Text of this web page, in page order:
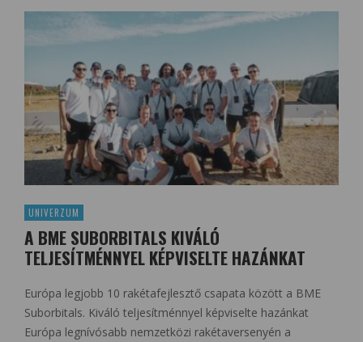
UNIVERZUM
A BME SUBORBITALS KIVÁLÓ
TELJESÍTMÉNNYEL KÉPVISELTE HAZÁNKAT
Európa legjobb 10 rakétafejlesztő csapata között a BME
Suborbitals. Kiváló teljesítménnyel képviselte hazánkat
Európa legnívósabb nemzetközi rakétaversenyén a